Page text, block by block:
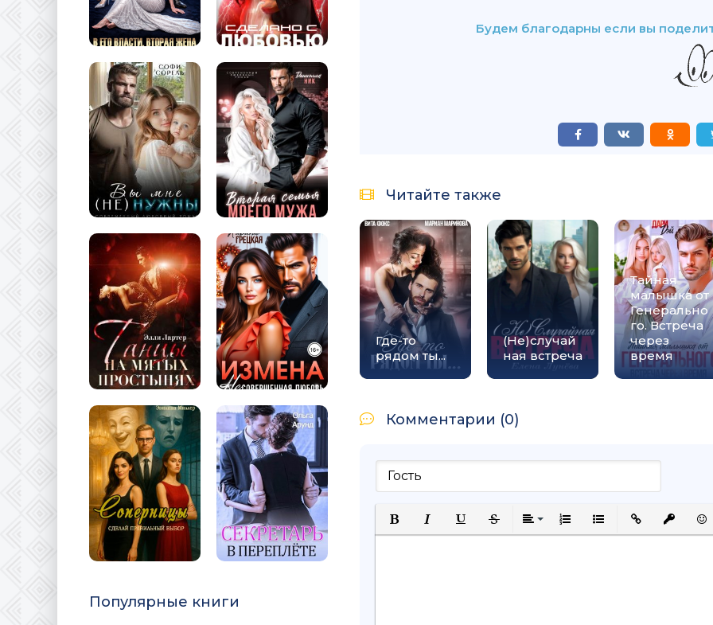
Популярные книги
Будем благодарны если вы
Читайте также
Где-то
рядом ты...
(Не)случай
ная встреча
Тайная
малышка от
Генерально
го. Встреча
через
время
Комментарии (0)
Полужирный
КурсивПодчеркнутый
ЗачеркнутыйВыравнивание
Нумерованный список
Маркированный
Вставить